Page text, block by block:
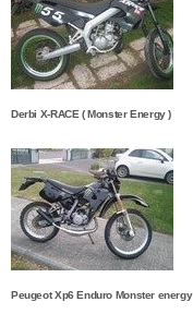
Derbi X-RACE ( Monster Energy )
Peugeot Xp6 Enduro Monster energy